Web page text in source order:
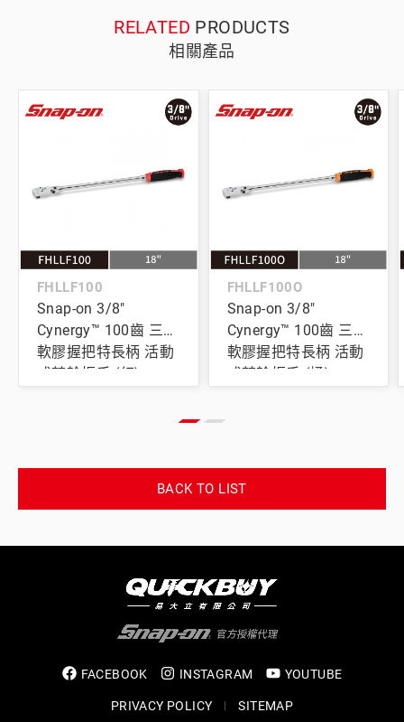
RELATED PRODUCTS
相關產品
FHLLF100
Snap-on 3/8"
Cynergy™ 100齒 三分
軟膠握把特長柄 活動
式棘輪扳手 (紅)
FHLLF100O
Snap-on 3/8"
Cynergy™ 100齒 三分
軟膠握把特長柄 活動
式棘輪扳手 (橘)
BACK TO LIST
FACEBOOK INSTAGRAM YOUTUBE
PRIVACY POLICY SITEMAP